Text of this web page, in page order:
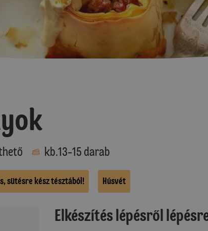
kb.13-15 darab
sütésre kész tésztából! Húsvét
Elkészítés lépésről